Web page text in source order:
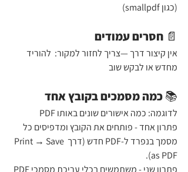
(כגון smallpdf)
📄 חסרים עמודים
אין קיצור דרך —צריך לחזור למקור:  להוריד
מחדש או לבקש שוב
📚 כמה מסמכים בקובץ אחד
לדוגמה: כמה אישורים שונים באותו PDF
פתרון אחד - פותחים את הקובץ ומדפיסים כל
מסמך בנפרד ל-PDF חדש (דרך Print → Save
as PDF).